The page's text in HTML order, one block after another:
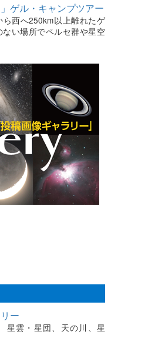
ゲル・キャンプツアー
西へ250km以上離れたゲ
ない場所でペルセ群や星空
ー
星雲・星団、天の川、星